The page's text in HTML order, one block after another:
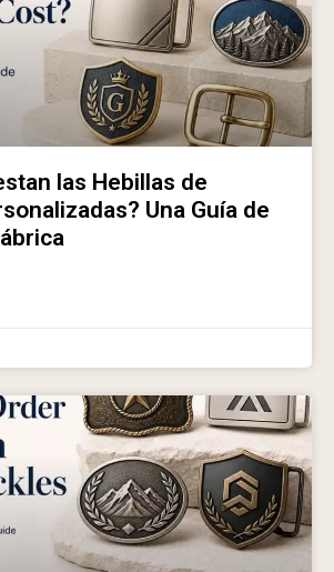
las Hebillas de
Una Guía de